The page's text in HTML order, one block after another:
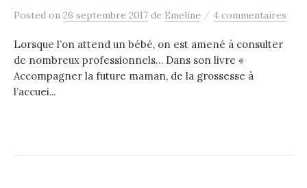
Posted on 26 septembre 2017 de Emeline / 4 commentaires
Lorsque l’on attend un bébé, on est amené à consulter
de nombreux professionnels… Dans son livre «
Accompagner la future maman, de la grossesse à
l’accuei...